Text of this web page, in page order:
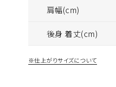
肩幅(cm)
後身 着丈(cm)
※仕上がりサイズについて